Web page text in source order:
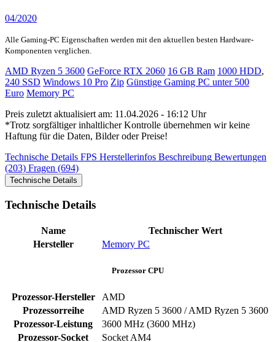
04/2020
Alle Gaming-PC Eigenschaften werden mit den aktuellen besten Hardware-
Komponenten verglichen.
AMD Ryzen 5 3600 GeForce RTX 2060 16 GB Ram 1000 HDD,
240 SSD Windows 10 Pro Zip Günstige Gaming PC unter 500
Euro Memory PC
Preis zuletzt aktualisiert am: 11.04.2026 - 16:12 Uhr
*Trotz sorgfältiger inhaltlicher Kontrolle übernehmen wir keine
Haftung für die Daten, Bilder oder Preise!
Technische Details FPS Herstellerinfos Beschreibung Bewertungen
(203) Fragen (694)
Technische Details
Technische Details
Name
Technischer Wert
Hersteller
Memory PC
Prozessor CPU
Prozessor-Hersteller
AMD
Prozessorreihe
AMD Ryzen 5 3600 / AMD Ryzen 5 3600
Prozessor-Leistung
3600 MHz (3600 MHz)
Prozessor-Socket
Socket AM4